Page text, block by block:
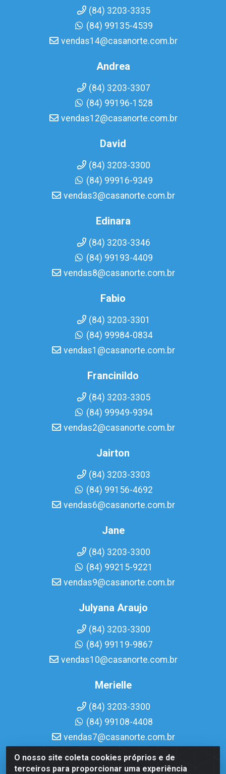
O nosso site coleta cookies próprios e de
terceiros para proporcionar uma experiência
(84) 3203-3335
(84) 99135-4539
vendas14@casanorte.com.br
Andrea
(84) 3203-3307
(84) 99196-1528
vendas12@casanorte.com.br
David
(84) 3203-3300
(84) 99916-9349
vendas3@casanorte.com.br
Edinara
(84) 3203-3346
(84) 99193-4409
vendas8@casanorte.com.br
Fabio
(84) 3203-3301
(84) 99984-0834
vendas1@casanorte.com.br
Francinildo
(84) 3203-3305
(84) 99949-9394
vendas2@casanorte.com.br
Jairton
(84) 3203-3303
(84) 99156-4692
vendas6@casanorte.com.br
Jane
(84) 3203-3300
(84) 99215-9221
vendas9@casanorte.com.br
Julyana Araujo
(84) 3203-3300
(84) 99119-9867
vendas10@casanorte.com.br
Merielle
(84) 3203-3300
(84) 99108-4408
vendas7@casanorte.com.br
Casa Norte LTDA - Av. Interventor Mário Câmara, 1815 -